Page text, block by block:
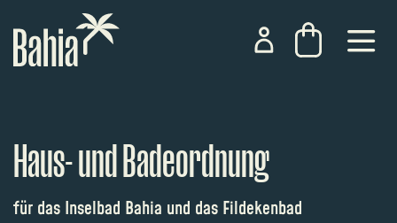
Haus- und Badeordnung
für das Inselbad Bahia und das Fildekenbad